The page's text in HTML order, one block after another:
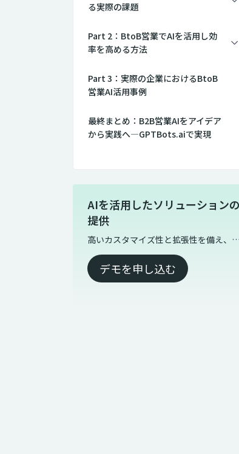
る実際の課題
Part 2：BtoB営業でAIを活用し効
率を高める方法
Part 3：実際の企業におけるBtoB
営業AI活用事例
最終まとめ：B2B営業AIをアイデア
から実践へ—GPTBots.aiで実現
AIを活用したソリューションの
提供
高いカスタマイズ性と拡張性を備え、グ
ローバルな利用にも対応
デモを申し込む